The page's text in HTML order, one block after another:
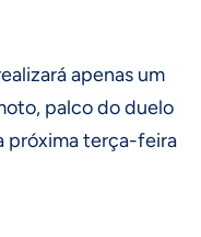
apenas um
palco do duelo
próxima terça-feira